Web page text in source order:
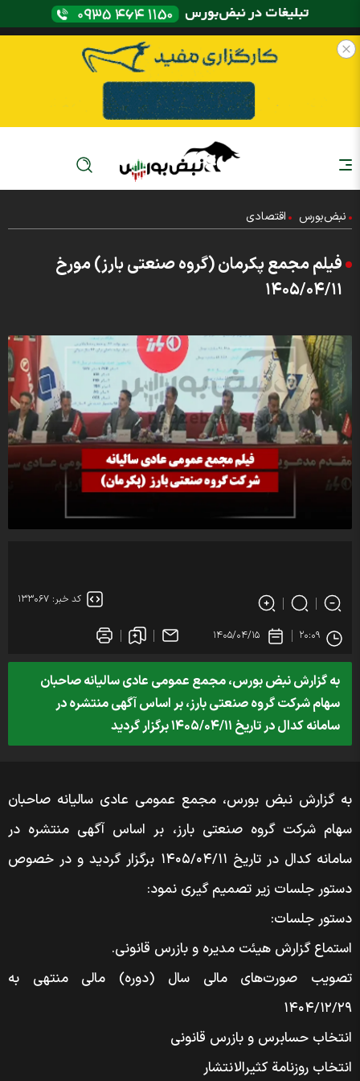
نبض‌بورس اقتصادی
فیلم مجمع پکرمان (گروه صنعتی بارز) مورخ
۱۴۰۵/۰۴/۱۱
کد خبر: ۱۳۳۰۶۷
۲۰:۰۹ ۱۴۰۵/۰۴/۱۵
به گزارش نبض بورس، مجمع عمومی عادی سالیانه صاحبان
سهام شرکت گروه صنعتی بارز، بر اساس آگهی منتشره در
سامانه کدال در تاریخ ۱۴۰۵/۰۴/۱۱ برگزار گردید
به گزارش نبض بورس، مجمع عمومی عادی سالیانه صاحبان
سهام شرکت گروه صنعتی بارز، بر اساس آگهی منتشره در
سامانه کدال در تاریخ ۱۴۰۵/۰۴/۱۱ برگزار گردید و در خصوص
دستور جلسات زیر تصمیم گیری نمود:
دستور جلسات:
استماع گزارش هیئت مدیره و بازرس قانونی.
تصویب صورت‌های مالی سال (دوره) مالی منتهی به
۱۴۰۴/۱۲/۲۹
انتخاب حسابرس و بازرس قانونی
انتخاب روزنامة کثیر‌الانتشار